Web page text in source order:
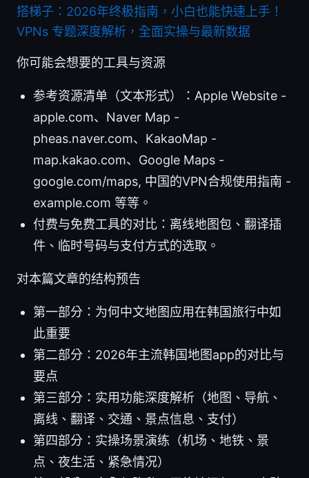
搭梯子：2026年终极指南，小白也能快速上手！
VPNs 专题深度解析，全面实操与最新数据
你可能会想要的工具与资源
参考资源清单（文本形式）：Apple Website -
apple.com、Naver Map -
pheas.naver.com、KakaoMap -
map.kakao.com、Google Maps -
google.com/maps, 中国的VPN合规使用指南 -
example.com 等等。
付费与免费工具的对比：离线地图包、翻译插
件、临时号码与支付方式的选取。
对本篇文章的结构预告
第一部分：为何中文地图应用在韩国旅行中如
此重要
第二部分：2026年主流韩国地图app的对比与
要点
第三部分：实用功能深度解析（地图、导航、
离线、翻译、交通、景点信息、支付）
第四部分：实操场景演练（机场、地铁、景
点、夜生活、紧急情况）